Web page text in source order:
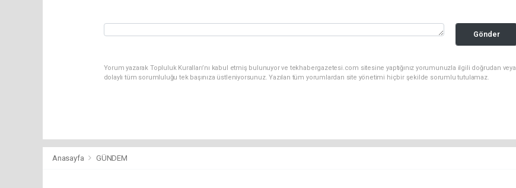
Gönder
Yorum yazarak Topluluk Kuralları’nı kabul etmiş bulunuyor ve tekhabergazetesi.com sitesine yaptığınız yorumunuzla ilgili doğrudan veya
dolaylı tüm sorumluluğu tek başınıza üstleniyorsunuz. Yazılan tüm yorumlardan site yönetimi hiçbir şekilde sorumlu tutulamaz.
Anasayfa GÜNDEM